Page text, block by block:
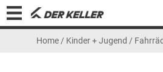
Home / Kinder + Jugend /